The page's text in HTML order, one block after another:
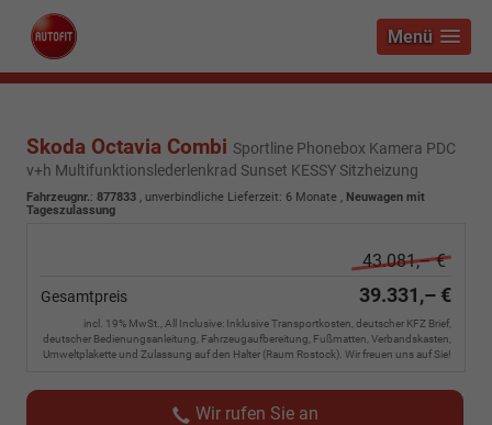
Menü
Skoda Octavia Combi Sportline Phonebox Kamera PDC
v+h Multifunktionslederlenkrad Sunset KESSY Sitzheizung
Fahrzeugnr.: 877833 , unverbindliche Lieferzeit: 6 Monate , Neuwagen mit
Tageszulassung
43.081,– €
Gesamtpreis 39.331,– €
incl. 19% MwSt., All Inclusive: Inklusive Transportkosten, deutscher KFZ Brief,
deutscher Bedienungsanleitung, Fahrzeugaufbereitung, Fußmatten, Verbandskasten,
Umweltplakette und Zulassung auf den Halter (Raum Rostock). Wir freuen uns auf Sie!
Wir rufen Sie an